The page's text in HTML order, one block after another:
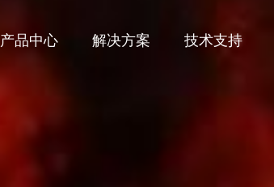
产品中心 解决方案 技术支持